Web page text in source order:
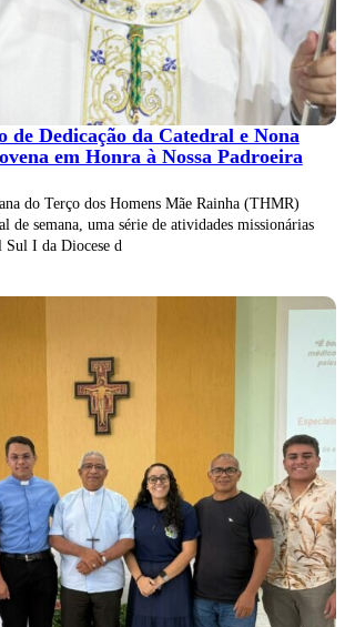
de Dedicação da Catedral e Nona
em Honra à Nossa Padroeira
do Terço dos Homens Mãe Rainha (THMR)
semana, uma série de atividades missionárias
Sul I da Diocese d